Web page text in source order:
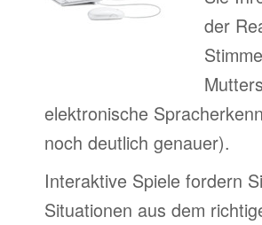
der
elektronische
noch deutlich genauer).
Interaktive Spiele fordern
Situationen aus dem